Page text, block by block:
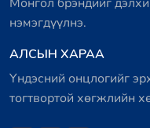
нэмэгдүүлнэ.
АЛСЫН ХАРАА
Үндэсний онцлогийг
тогтвортой хөгжлийн